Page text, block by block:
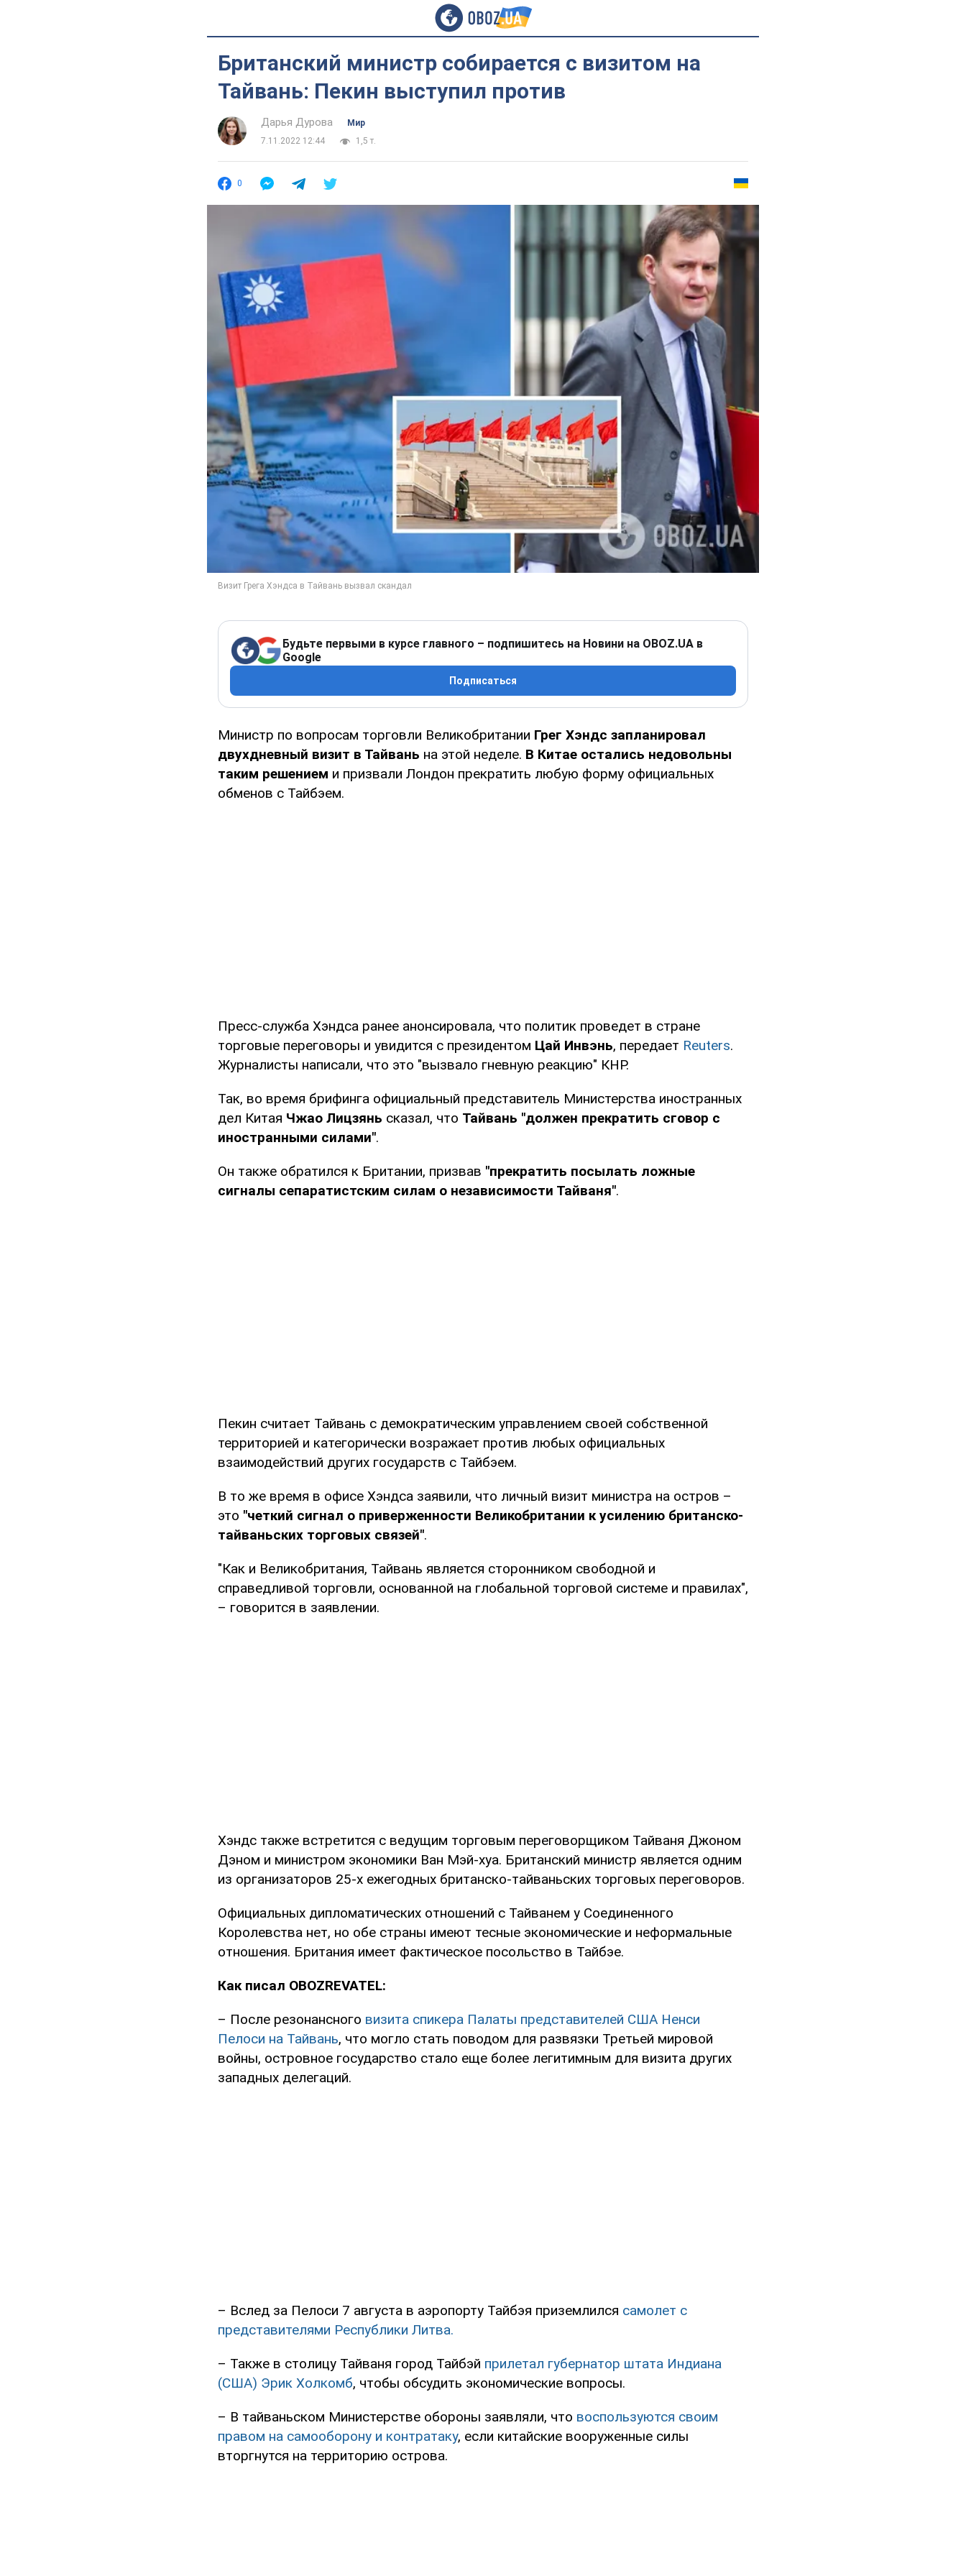
Британский министр собирается с визитом на
Тайвань: Пекин выступил против
Дарья Дурова
Мир
7.11.2022 12:44
1,5 т.
0
Будьте первыми в курсе главного – подпишитесь на Новини на OBOZ.UA в
Google
Подписаться
Министр по вопросам торговли Великобритании Грег Хэндс запланировал
двухдневный визит в Тайвань на этой неделе. В Китае остались недовольны
таким решением и призвали Лондон прекратить любую форму официальных
обменов с Тайбэем.
Пресс-служба Хэндса ранее анонсировала, что политик проведет в стране
торговые переговоры и увидится с президентом Цай Инвэнь, передает Reuters.
Журналисты написали, что это "вызвало гневную реакцию" КНР.
Так, во время брифинга официальный представитель Министерства иностранных
дел Китая Чжао Лицзянь сказал, что Тайвань "должен прекратить сговор с
иностранными силами".
Он также обратился к Британии, призвав "прекратить посылать ложные
сигналы сепаратистским силам о независимости Тайваня".
Пекин считает Тайвань с демократическим управлением своей собственной
территорией и категорически возражает против любых официальных
взаимодействий других государств с Тайбэем.
В то же время в офисе Хэндса заявили, что личный визит министра на остров –
это "четкий сигнал о приверженности Великобритании к усилению британско-
тайваньских торговых связей".
"Как и Великобритания, Тайвань является сторонником свободной и
справедливой торговли, основанной на глобальной торговой системе и правилах",
– говорится в заявлении.
Хэндс также встретится с ведущим торговым переговорщиком Тайваня Джоном
Дэном и министром экономики Ван Мэй-хуа. Британский министр является одним
из организаторов 25-х ежегодных британско-тайваньских торговых переговоров.
Официальных дипломатических отношений с Тайванем у Соединенного
Королевства нет, но обе страны имеют тесные экономические и неформальные
отношения. Британия имеет фактическое посольство в Тайбэе.
Как писал OBOZREVATEL:
– После резонансного визита спикера Палаты представителей США Ненси
Пелоси на Тайвань, что могло стать поводом для развязки Третьей мировой
войны, островное государство стало еще более легитимным для визита других
западных делегаций.
– Вслед за Пелоси 7 августа в аэропорту Тайбэя приземлился самолет с
представителями Республики Литва.
– Также в столицу Тайваня город Тайбэй прилетал губернатор штата Индиана
(США) Эрик Холкомб, чтобы обсудить экономические вопросы.
– В тайваньском Министерстве обороны заявляли, что воспользуются своим
правом на самооборону и контратаку, если китайские вооруженные силы
вторгнутся на территорию острова.